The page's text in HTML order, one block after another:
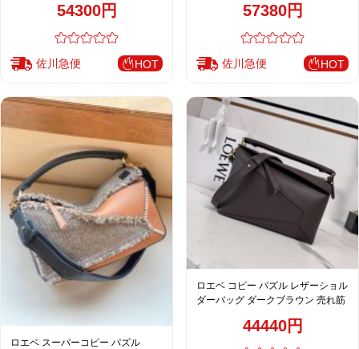
54300円
佐川急便 HOT
57380円
佐川急便 HOT
ロエベ スーパーコピー パズル
ロエベ コピー パズル レザーショル
ダーバッグ ダークブラウン 売れ筋
44440円